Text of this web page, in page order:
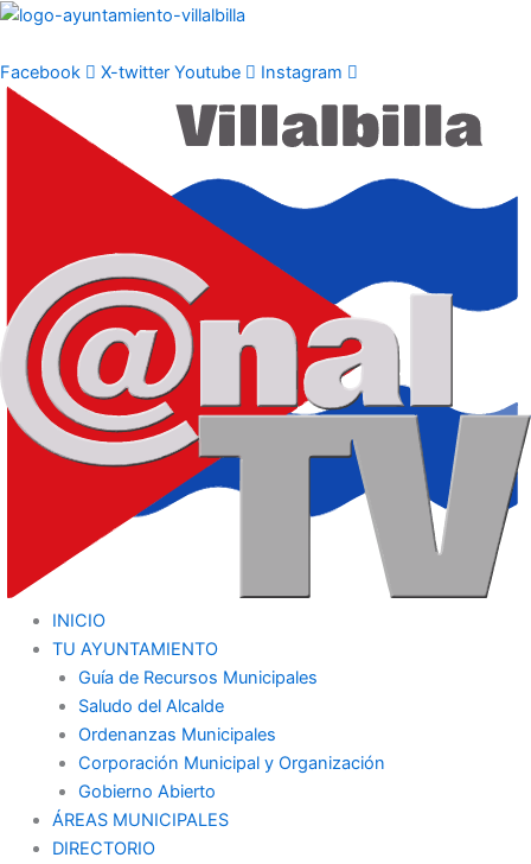
Ir
contenido
Facebook X-twitter Youtube Instagram
INICIO
TU AYUNTAMIENTO
Guía de Recursos Municipales
Saludo del Alcalde
Ordenanzas Municipales
Corporación Municipal y Organización
Gobierno Abierto
ÁREAS MUNICIPALES
DIRECTORIO